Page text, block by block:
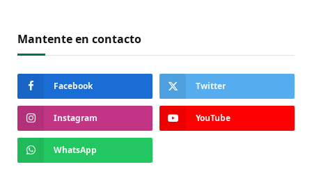
Mantente en contacto
Facebook Twitter
Instagram YouTube
WhatsApp